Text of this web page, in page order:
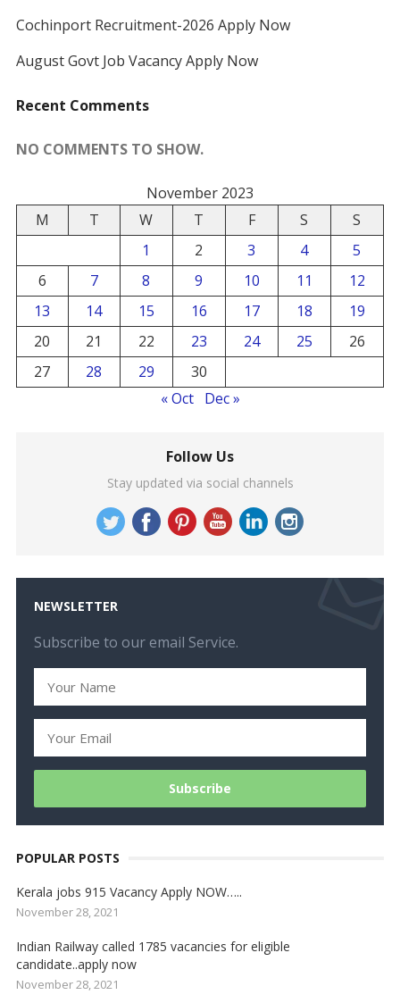
Cochinport Recruitment-2026 Apply Now
August Govt Job Vacancy Apply Now
Recent Comments
NO COMMENTS TO SHOW.
November 2023
M
T W T F S
S
1
2 3 4
5
6
7 8 9 10 11
12
13
14 15 16 17 18
19
20
21 22 23 24 25
26
27
28 29
30
« Oct
Dec »
Follow Us
Stay updated via social channels
NEWSLETTER
Subscribe to our email Service.
POPULAR POSTS
Kerala jobs 915 Vacancy Apply NOW…..
November 28, 2021
Indian Railway called 1785 vacancies for eligible
candidate..apply now
November 28, 2021